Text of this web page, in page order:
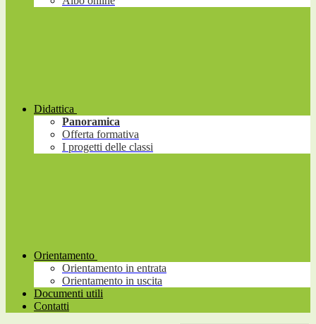
Didattica
Panoramica
Offerta formativa
I progetti delle classi
Orientamento
Orientamento in entrata
Orientamento in uscita
Documenti utili
Contatti